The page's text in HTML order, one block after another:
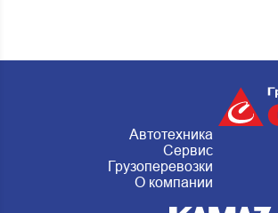
Автотехника
Сервис
Грузоперевозки
О компании